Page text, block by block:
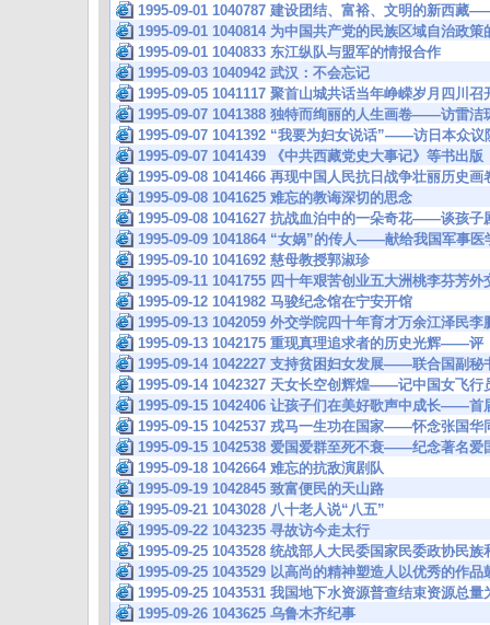
1995-09-01 1040787 建设团结、富裕、文明的新西藏
1995-09-01 1040814 为中国共产党的民族区域自治政
1995-09-01 1040833 东江纵队与盟军的情报合作
1995-09-03 1040942 武汉：不会忘记
1995-09-05 1041117 聚首山城共话当年峥嵘岁月四川
1995-09-07 1041388 独特而绚丽的人生画卷——访雷洁
1995-09-07 1041392 “我要为妇女说话”——访日本众议
1995-09-07 1041439 《中共西藏党史大事记》等书出版
1995-09-08 1041466 再现中国人民抗日战争壮丽历史
1995-09-08 1041625 难忘的教诲深切的思念
1995-09-08 1041627 抗战血泊中的一朵奇花——谈孩子
1995-09-09 1041864 “女娲”的传人——献给我国军事医
1995-09-10 1041692 慈母教授郭淑珍
1995-09-11 1041755 四十年艰苦创业五大洲桃李芬芳外
1995-09-12 1041982 马骏纪念馆在宁安开馆
1995-09-13 1042059 外交学院四十年育才万余江泽民
1995-09-13 1042175 重现真理追求者的历史光辉——评
1995-09-14 1042227 支持贫困妇女发展——联合国副秘
1995-09-14 1042327 天女长空创辉煌——记中国女飞行
1995-09-15 1042406 让孩子们在美好歌声中成长——首
1995-09-15 1042537 戎马一生功在国家——怀念张国华
1995-09-15 1042538 爱国爱群至死不衰——纪念著名爱
1995-09-18 1042664 难忘的抗敌演剧队
1995-09-19 1042845 致富便民的天山路
1995-09-21 1043028 八十老人说“八五”
1995-09-22 1043235 寻故访今走太行
1995-09-25 1043528 统战部人大民委国家民委政协民
1995-09-25 1043529 以高尚的精神塑造人以优秀的作
1995-09-25 1043531 我国地下水资源普查结束资源总
1995-09-26 1043625 乌鲁木齐纪事